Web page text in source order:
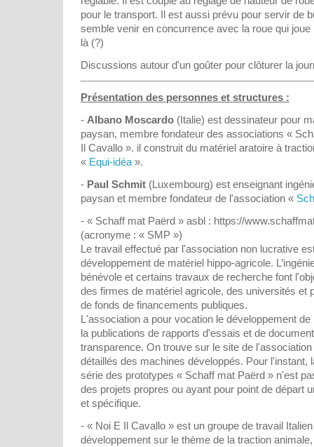
pour le transport. Il est aussi prévu pour servir de
semble venir en concurrence avec la roue qui
là (?)
Discussions autour d'un goûter pour clôturer la
Présentation des personnes et structures :
- Albano Moscardo (Italie) est dessinateur pour
paysan, membre fondateur des associations «
Il Cavallo ». il construit du matériel aratoire à
« Equi-idéa ».
- Paul Schmit (Luxembourg) est enseignant
paysan et membre fondateur de l'association «
- « Schaff mat Paërd » asbl : https://
(acronyme : « SMP »)
Le travail effectué par l'association non lucrative
développement de matériel hippo-agricole.
bénévole et certains travaux de recherche font
des firmes de matériel agricole, des universités et
de fonds de financements publiques.
L'association a pour vocation le développement
la publications de rapports d'essais et de
transparence. On trouve sur le site de
détaillés des machines développés. Pour l'instant,
série des prototypes « Schaff mat Paërd » n'est
des projets propres ou ayant pour point de départ
et spécifique.
- « Noi E Il Cavallo » est un groupe de travail
développement sur le thème de la traction